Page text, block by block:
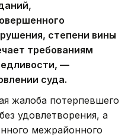
степени вины
требованиям
—
суда.
жалоба потерпевшего
удовлетворения, а
межрайонного